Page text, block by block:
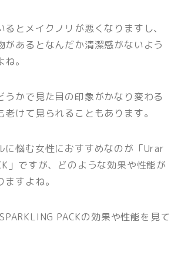
とメイクノリが悪くなりますし、
があるとなんだか清潔感がないよう
。
うかで見た目の印象がかなり変わる
けて見られることもあります。
に悩む女性におすすめなのが「Urar
」ですが、どのような効果や性能が
すよね。
PACKの効果や性能を見て